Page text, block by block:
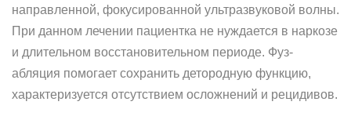
направленной, фокусированной ультразвуковой волны.
При данном лечении пациентка не нуждается в наркозе
и длительном восстановительном периоде. Фуз-
абляция помогает сохранить детородную функцию,
характеризуется отсутствием осложнений и рецидивов.